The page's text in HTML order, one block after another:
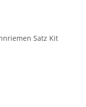
Satz Kit